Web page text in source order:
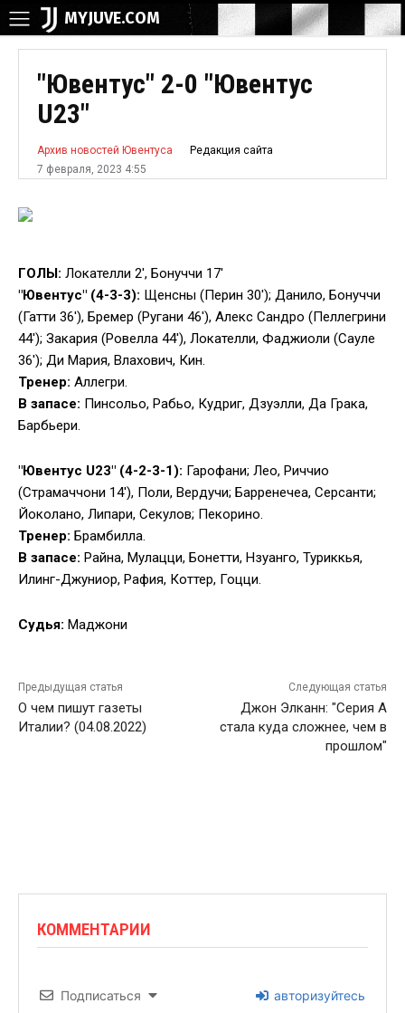
MYJUVE.COM
"Ювентус" 2-0 "Ювентус
U23"
Архив новостей Ювентуса
Редакция сайта
7 февраля, 2023 4:55
ГОЛЫ: Локателли 2′, Бонуччи 17′
"Ювентус" (4-3-3): Щенсны (Перин 30′); Данило, Бонуччи
(Гатти 36′), Бремер (Ругани 46′), Алекс Сандро (Пеллегрини
44′); Закария (Ровелла 44′), Локателли, Фаджиоли (Сауле
36′); Ди Мария, Влахович, Кин.
Тренер: Аллегри.
В запасе: Пинсольо, Рабьо, Кудриг, Дзуэлли, Да Грака,
Барбьери.
"Ювентус U23" (4-2-3-1): Гарофани; Лео, Риччио
(Страмаччони 14′), Поли, Вердучи; Барренечеа, Серсанти;
Йоколано, Липари, Секулов; Пекорино.
Тренер: Брамбилла.
В запасе: Райна, Мулацци, Бонетти, Нзуанго, Туриккья,
Илинг-Джуниор, Рафия, Коттер, Гоцци.
Судья: Маджони
Предыдущая статья
О чем пишут газеты
Италии? (04.08.2022)
Следующая статья
Джон Элканн: "Серия А
стала куда сложнее, чем в
прошлом"
КОММЕНТАРИИ
Подписаться авторизуйтесь